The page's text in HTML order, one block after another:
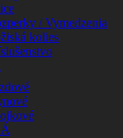
/ Vymedzenia
kolies